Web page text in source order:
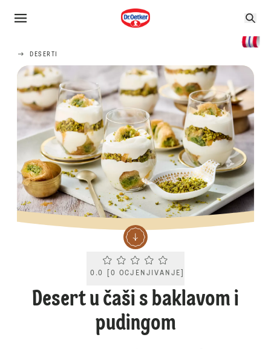
DESERTI
Current rating 0.0. Click to rate.
0.0 [0 OCJENJIVANJE
Desert u čaši s baklavom i
pudingom